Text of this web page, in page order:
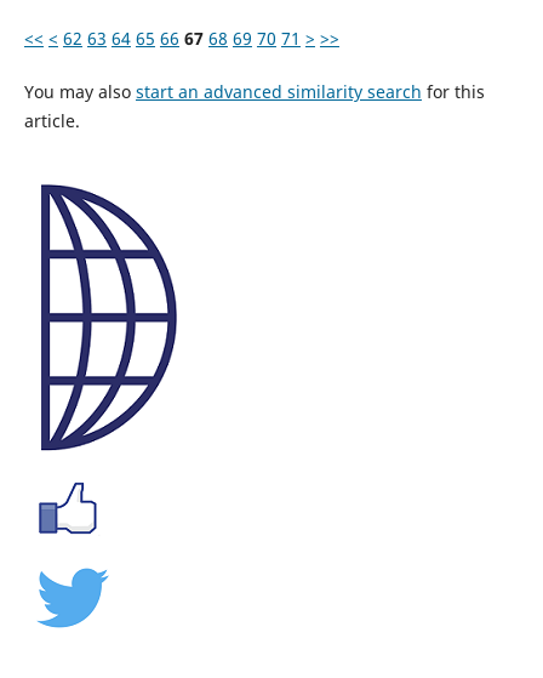
<< < 62 63 64 65 66 67 68 69 70 71 > >>
You may also start an advanced similarity search for this
article.